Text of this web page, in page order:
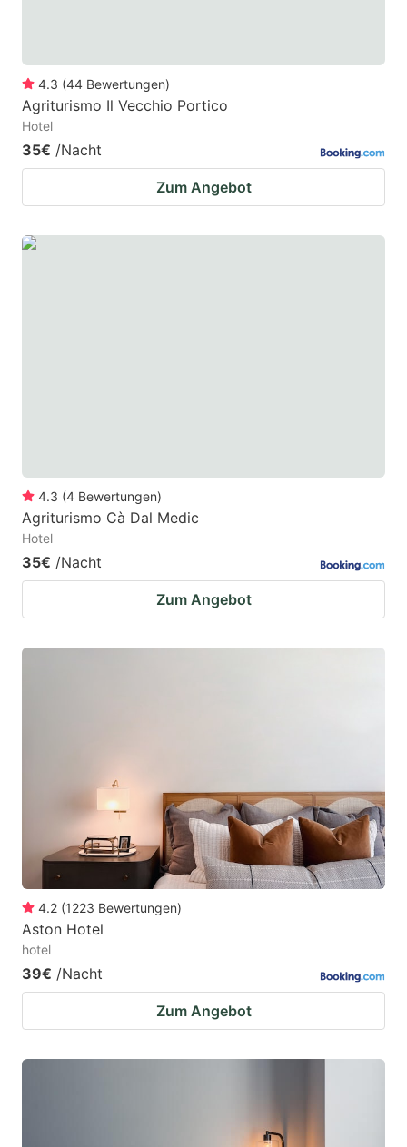
4.3 (44 Bewertungen)
Agriturismo Il Vecchio Portico
Hotel
35€ /Nacht
Zum Angebot
4.3 (4 Bewertungen)
Agriturismo Cà Dal Medic
Hotel
35€ /Nacht
Zum Angebot
4.2 (1223 Bewertungen)
Aston Hotel
hotel
39€ /Nacht
Zum Angebot